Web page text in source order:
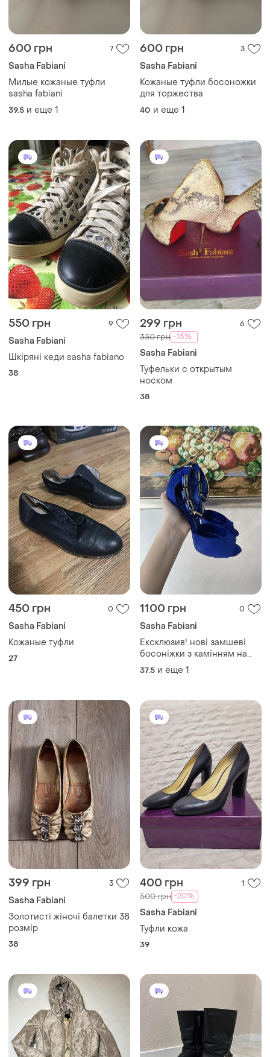
600 грн 7
Sasha Fabiani
Милые кожаные туфли
sasha fabiani
39.5 и еще 1
600 грн 3
Sasha Fabiani
Кожаные туфли босоножки
для торжества
40 и еще 1
550 грн 9
Sasha Fabiani
Шкіряні кеди sasha fabiano
38
299 грн 6
350 грн -15%
Sasha Fabiani
Туфельки с открытым
носком
38
450 грн 0
Sasha Fabiani
Кожаные туфли
27
1100 грн 0
Sasha Fabiani
Ексклюзив! нові замшеві
босоніжки з камінням на
шпильці
37.5 и еще 1
399 грн 3
Sasha Fabiani
Золотисті жіночі балетки 38
розмір
38
400 грн 1
500 грн -20%
Sasha Fabiani
Туфли кожа
39